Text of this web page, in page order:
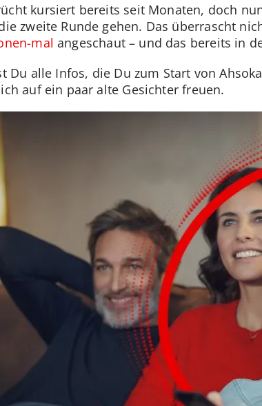
kursiert bereits seit Monaten, doch
zweite Runde gehen. Das überrascht
mal angeschaut – und das bereits in
Du alle Infos, die Du zum Start von
auf ein paar alte Gesichter freuen.